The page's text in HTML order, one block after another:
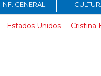
INF. GENERAL
Estados Unidos Cristina